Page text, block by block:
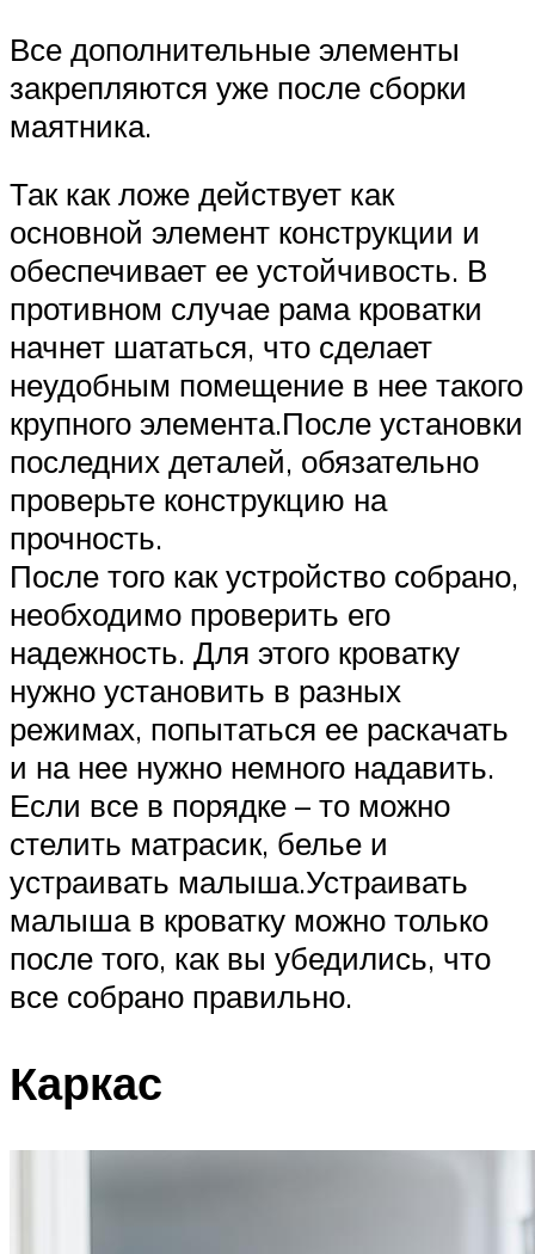
Все дополнительные элементы
закрепляются уже после сборки
маятника.
Так как ложе действует как
основной элемент конструкции и
обеспечивает ее устойчивость. В
противном случае рама кроватки
начнет шататься, что сделает
неудобным помещение в нее такого
крупного элемента.После установки
последних деталей, обязательно
проверьте конструкцию на
прочность.
После того как устройство собрано,
необходимо проверить его
надежность. Для этого кроватку
нужно установить в разных
режимах, попытаться ее раскачать
и на нее нужно немного надавить.
Если все в порядке – то можно
стелить матрасик, белье и
устраивать малыша.Устраивать
малыша в кроватку можно только
после того, как вы убедились, что
все собрано правильно.
Каркас